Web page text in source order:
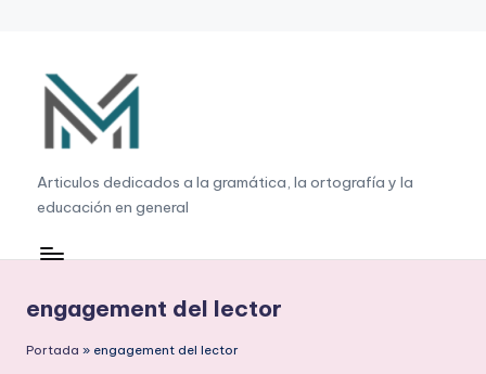
contenido
G
r
a
á
ti
Articulos dedicados a la gramática, la ortografía y la
educación en general
engagement del lector
Portada » engagement del lector